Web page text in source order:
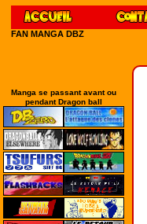
FAN MANGA DBZ
Manga se passant avant ou
pendant Dragon ball